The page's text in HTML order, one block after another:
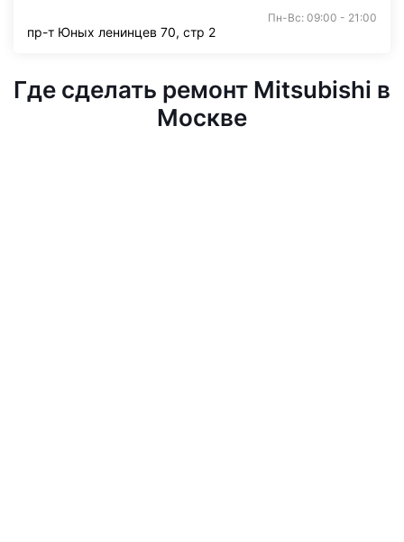
Пн-Вс: 09:00 - 21:00
пр-т Юных ленинцев 70, стр 2
Где сделать ремонт Mitsubishi в
Москве